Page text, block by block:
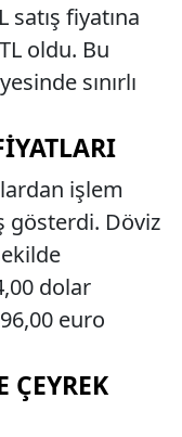
satış fiyatına
oldu. Bu
sınırlı
işlem
gösterdi. Döviz
dolar
euro